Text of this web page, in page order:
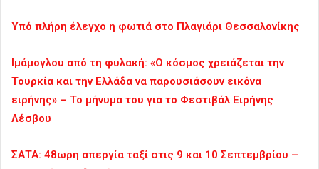
Υπό πλήρη έλεγχο η φωτιά στο Πλαγιάρι Θεσσαλονίκης
Ιμάμογλου από τη φυλακή: «Ο κόσμος χρειάζεται την
Τουρκία και την Ελλάδα να παρουσιάσουν εικόνα
ειρήνης» – Το μήνυμα του για το Φεστιβάλ Ειρήνης
Λέσβου
ΣΑΤΑ: 48ωρη απεργία ταξί στις 9 και 10 Σεπτεμβρίου –